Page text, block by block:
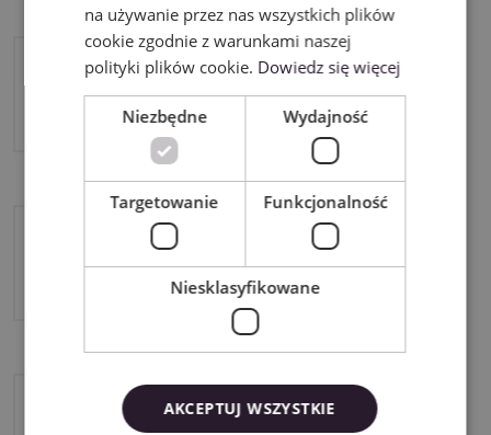
na używanie przez nas wszystkich plików
cookie zgodnie z warunkami naszej
polityki plików cookie. Dowiedz się więcej
Niezbędne Wydajność
Targetowanie Funkcjonalność
Niesklasyfikowane
AKCEPTUJ WSZYSTKIE